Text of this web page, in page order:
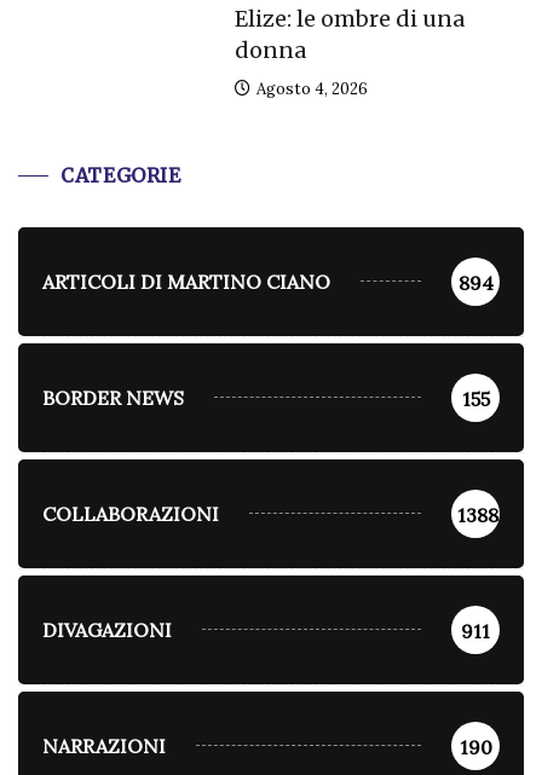
Elize: le ombre di una
donna
Agosto 4, 2026
CATEGORIE
ARTICOLI DI MARTINO CIANO 894
BORDER NEWS 155
COLLABORAZIONI 1388
DIVAGAZIONI 911
NARRAZIONI 190